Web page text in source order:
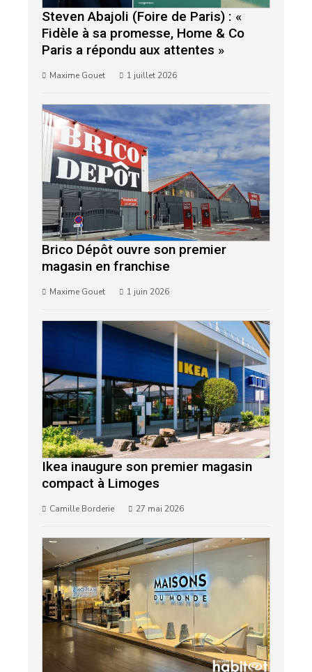
Steven Abajoli (Foire de Paris) : «
Fidèle à sa promesse, Home & Co
Paris a répondu aux attentes »
Maxime Gouet 1 juillet 2026
Brico Dépôt ouvre son premier
magasin en franchise
Maxime Gouet 1 juin 2026
Ikea inaugure son premier magasin
compact à Limoges
Camille Borderie 27 mai 2026